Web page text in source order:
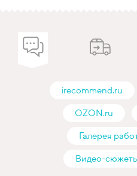
irecommend.ru
OZON.ru
Галерея
Видео-